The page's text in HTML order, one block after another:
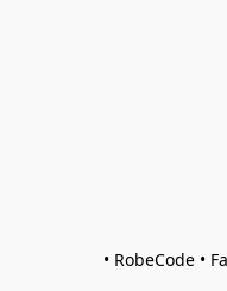
• RobeCode •